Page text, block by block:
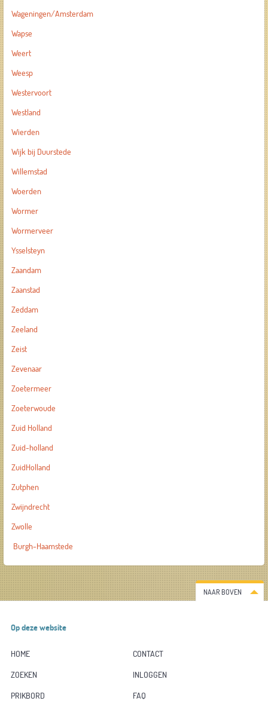
Wageningen/Amsterdam
Wapse
Weert
Weesp
Westervoort
Westland
Wierden
Wijk bij Duurstede
Willemstad
Woerden
Wormer
Wormerveer
Ysselsteyn
Zaandam
Zaanstad
Zeddam
Zeeland
Zeist
Zevenaar
Zoetermeer
Zoeterwoude
Zuid Holland
Zuid-holland
ZuidHolland
Zutphen
Zwijndrecht
Zwolle
Burgh-Haamstede
NAAR BOVEN
Op deze website
HOME
CONTACT
ZOEKEN
INLOGGEN
PRIKBORD
FAQ